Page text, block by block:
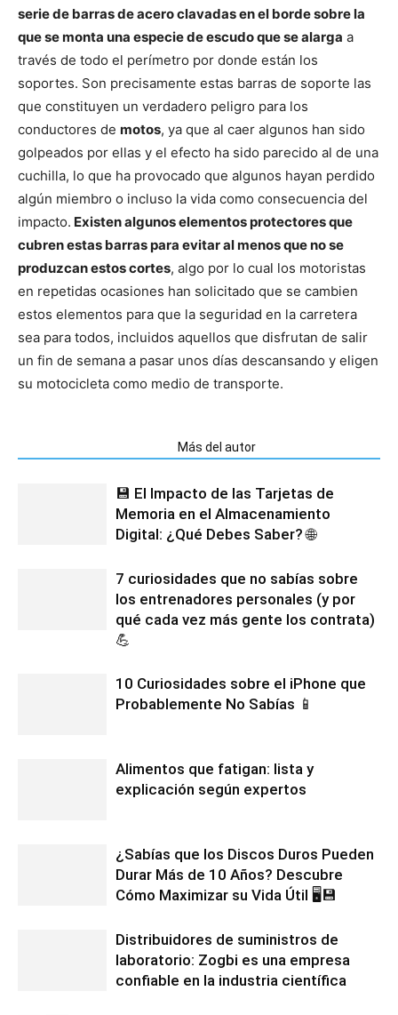
serie de barras de acero clavadas en el borde sobre la
que se monta una especie de escudo que se alarga a
través de todo el perímetro por donde están los
soportes. Son precisamente estas barras de soporte las
que constituyen un verdadero peligro para los
conductores de motos, ya que al caer algunos han sido
golpeados por ellas y el efecto ha sido parecido al de una
cuchilla, lo que ha provocado que algunos hayan perdido
algún miembro o incluso la vida como consecuencia del
impacto. Existen algunos elementos protectores que
cubren estas barras para evitar al menos que no se
produzcan estos cortes, algo por lo cual los motoristas
en repetidas ocasiones han solicitado que se cambien
estos elementos para que la seguridad en la carretera
sea para todos, incluidos aquellos que disfrutan de salir
un fin de semana a pasar unos días descansando y eligen
su motocicleta como medio de transporte.
Más del autor
💾 El Impacto de las Tarjetas de
Memoria en el Almacenamiento
Digital: ¿Qué Debes Saber? 🌐
7 curiosidades que no sabías sobre
los entrenadores personales (y por
qué cada vez más gente los contrata)
💪
10 Curiosidades sobre el iPhone que
Probablemente No Sabías 📱
Alimentos que fatigan: lista y
explicación según expertos
¿Sabías que los Discos Duros Pueden
Durar Más de 10 Años? Descubre
Cómo Maximizar su Vida Útil 🖥️💾
Distribuidores de suministros de
laboratorio: Zogbi es una empresa
confiable en la industria científica